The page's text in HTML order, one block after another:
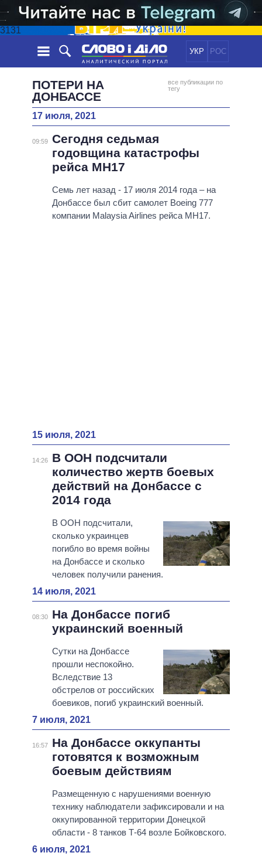
3131
УКР РОС
ЛЕНТА
СОБЫТИЯ
СТАТЬИ
МНЕНИЯ
ДАЙДЖЕСТЫ
ПОЛИТИКА
ЭКОНОМИКА
ОБЩЕСТВО
ОБЕЩАНИЯ
ПОЛИТИКИ
ВСЕ ПОЛИТИКИ
ВЕРХОВНАЯ РАДА
КАБИНЕТ МИНИСТРОВ
ИНФОГРАФИКА
ВИДЕО
ПОДДЕРЖАТЬ
ПОТЕРИ НА
ДОНБАССЕ
все публикации по
тегу
17 июля, 2021
09:59 Сегодня седьмая
годовщина катастрофы
рейса MH17
Семь лет назад - 17 июля 2014 года – на
Донбассе был сбит самолет Boeing 777
компании Malaysia Airlines рейса MH17.
15 июля, 2021
14:26
В ООН подсчитали
количество жертв боевых
действий на Донбассе с
2014 года
В ООН подсчитали,
сколько украинцев
погибло во время войны
на Донбассе и сколько
человек получили ранения.
14 июля, 2021
08:30
На Донбассе погиб
украинский военный
Сутки на Донбассе
прошли неспокойно.
Вследствие 13
обстрелов от российских
боевиков, погиб украинский военный.
7 июля, 2021
16:57
На Донбассе оккупанты
готовятся к возможным
боевым действиям
Размещенную с нарушениями военную
технику наблюдатели зафиксировали и на
оккупированной территории Донецкой
области - 8 танков Т-64 возле Бойковского.
6 июля, 2021